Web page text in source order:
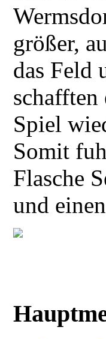
größer,
das Feld
schafften
Spiel
Somit
Flasche
und